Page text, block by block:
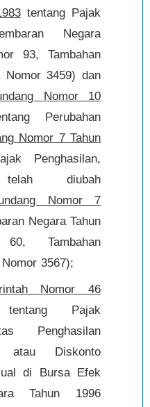
tentang Pajak
Negara
93, Tambahan
Nomor 3459) dan
Nomor 10
Perubahan
Nomor 7 Tahun
Penghasilan,
telah diubah
undang Nomor 7
Negara Tahun
Tambahan
3567);
Nomor 46
Pajak
Penghasilan
atau Diskonto
di Bursa Efek
Tahun 1996